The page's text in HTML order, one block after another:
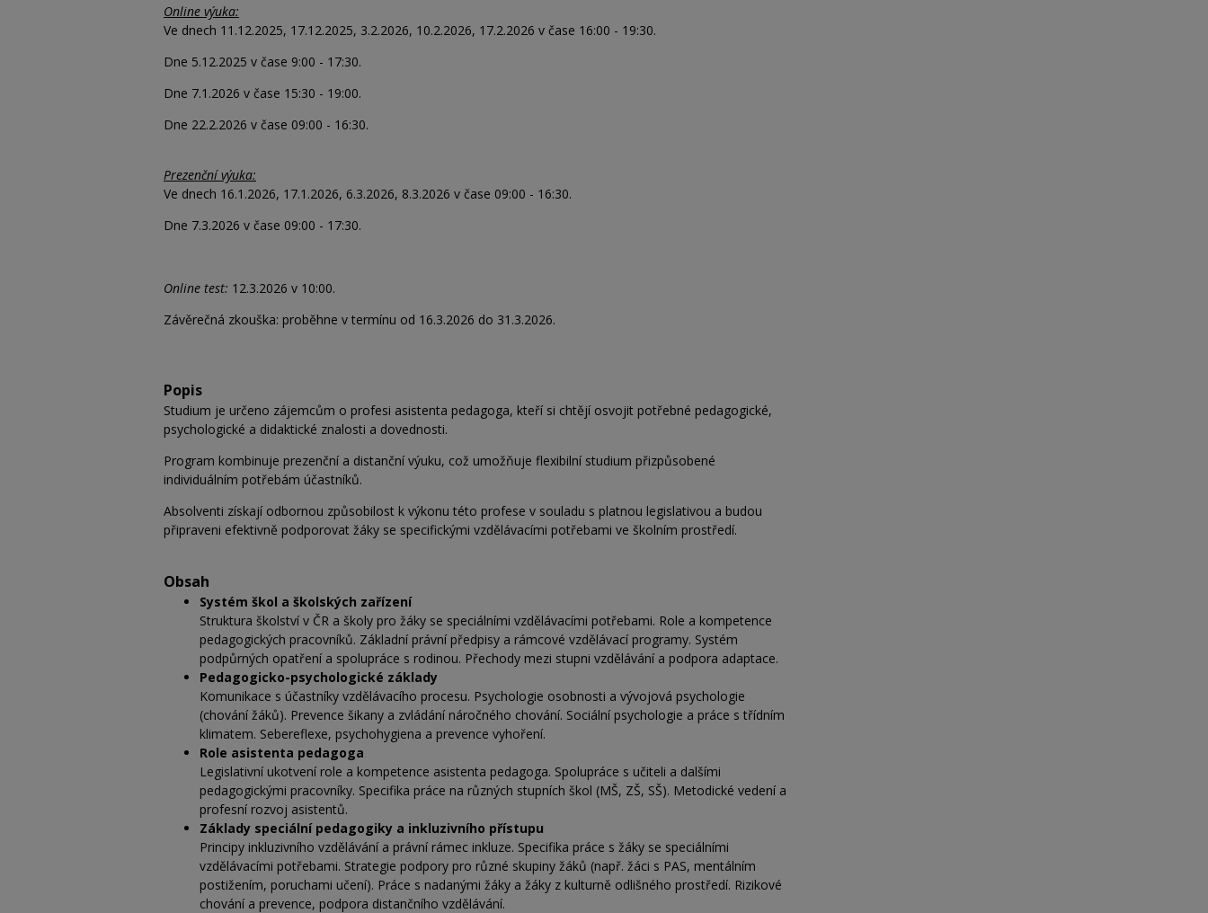
Online výuka:
Ve dnech 11.12.2025, 17.12.2025, 3.2.2026, 10.2.2026, 17.2.2026 v čase 16:00 - 19:30.
Dne 5.12.2025 v čase 9:00 - 17:30.
Dne 7.1.2026 v čase 15:30 - 19:00.
Dne 22.2.2026 v čase 09:00 - 16:30.
Prezenční výuka:
Ve dnech 16.1.2026, 17.1.2026, 6.3.2026, 8.3.2026 v čase 09:00 - 16:30.
Dne 7.3.2026 v čase 09:00 - 17:30.
Online test: 12.3.2026 v 10:00.
Závěrečná zkouška: proběhne v termínu od 16.3.2026 do 31.3.2026.
Popis
Studium je určeno zájemcům o profesi asistenta pedagoga, kteří si chtějí osvojit potřebné pedagogické,
psychologické a didaktické znalosti a dovednosti.
Program kombinuje prezenční a distanční výuku, což umožňuje flexibilní studium přizpůsobené
individuálním potřebám účastníků.
Absolventi získají odbornou způsobilost k výkonu této profese v souladu s platnou legislativou a budou
připraveni efektivně podporovat žáky se specifickými vzdělávacími potřebami ve školním prostředí.
Obsah
Systém škol a školských zařízení
Struktura školství v ČR a školy pro žáky se speciálními vzdělávacími potřebami. Role a kompetence
pedagogických pracovníků. Základní právní předpisy a rámcové vzdělávací programy. Systém
podpůrných opatření a spolupráce s rodinou. Přechody mezi stupni vzdělávání a podpora adaptace.
Pedagogicko-psychologické základy
Komunikace s účastníky vzdělávacího procesu. Psychologie osobnosti a vývojová psychologie
(chování žáků). Prevence šikany a zvládání náročného chování. Sociální psychologie a práce s třídním
klimatem. Sebereflexe, psychohygiena a prevence vyhoření.
Role asistenta pedagoga
Legislativní ukotvení role a kompetence asistenta pedagoga. Spolupráce s učiteli a dalšími
pedagogickými pracovníky. Specifika práce na různých stupních škol (MŠ, ZŠ, SŠ). Metodické vedení a
profesní rozvoj asistentů.
Základy speciální pedagogiky a inkluzivního přístupu
Principy inkluzivního vzdělávání a právní rámec inkluze. Specifika práce s žáky se speciálními
vzdělávacími potřebami. Strategie podpory pro různé skupiny žáků (např. žáci s PAS, mentálním
postižením, poruchami učení). Práce s nadanými žáky a žáky z kulturně odlišného prostředí. Rizikové
chování a prevence, podpora distančního vzdělávání.